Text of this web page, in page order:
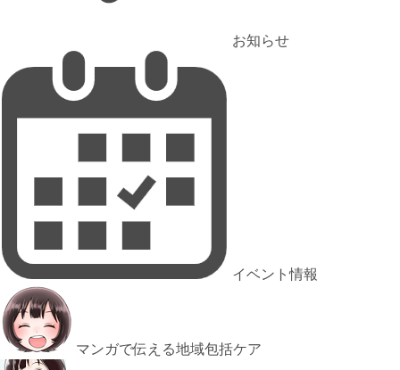
お知らせ
イベント情報
マンガで伝える地域包括ケア